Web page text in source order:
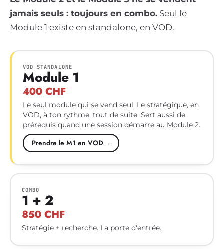
jamais seuls : toujours en combo. Seul le
Module 1 existe en standalone, en VOD.
VOD STANDALONE
Module 1
400 CHF
Le seul module qui se vend seul. Le stratégique, en
VOD, à ton rythme, tout de suite. Sert aussi de
prérequis quand une session démarre au Module 2.
Prendre le M1 en VOD→
COMBO
1 + 2
850 CHF
Stratégie + recherche. La porte d'entrée.